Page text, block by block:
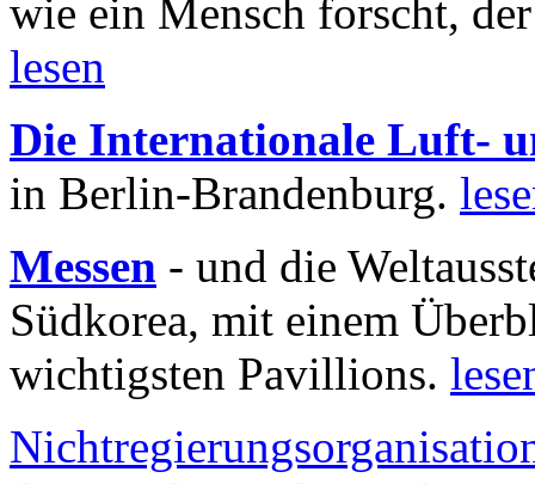
wie ein Mensch forscht,
lesen
Die Internationale Luft-
in Berlin-Brandenburg.
Messen - und die
Südkorea, mit einem
wichtigsten Pavillions.